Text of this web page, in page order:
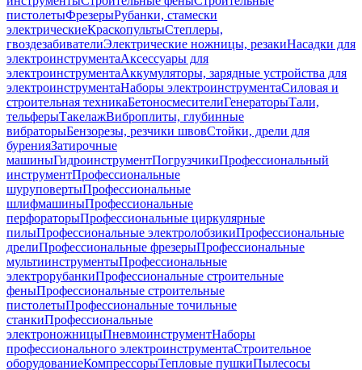
пистолетыФрезерыРубанки, стамески
электрическиеКраскопультыСтеплеры,
гвоздезабивателиЭлектрические ножницы, резакиНасадки для
электроинструментаАксессуары для
электроинструментаАккумуляторы, зарядные устройства для
электроинструментаНаборы электроинструментаСиловая и
строительная техникаБетоносмесителиГенераторыТали,
тельферыТакелажВиброплиты, глубинные
вибраторыБензорезы, резчики швовСтойки, дрели для
буренияЗатирочные
машиныГидроинструментПогрузчикиПрофессиональный
инструментПрофессиональные
шуруповертыПрофессиональные
шлифмашиныПрофессиональные
перфораторыПрофессиональные циркулярные
пилыПрофессиональные электролобзикиПрофессиональные
дрелиПрофессиональные фрезерыПрофессиональные
мультиинструментыПрофессиональные
электрорубанкиПрофессиональные строительные
феныПрофессиональные строительные
пистолетыПрофессиональные точильные
станкиПрофессиональные
электроножницыПневмоинструментНаборы
профессионального электроинструментаСтроительное
оборудованиеКомпрессорыТепловые пушкиПылесосы